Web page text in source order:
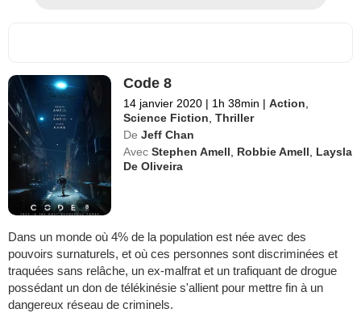
Code 8
14 janvier 2020 | 1h 38min | Action
Science Fiction ,Thriller
De Jeff Chan
Avec Stephen Amell Robbie Amell
Laysla
De Oliveira
Dans un monde où 4% de la population est née avec des
pouvoirs surnaturels, et où ces personnes sont discriminées et
traquées sans relâche, un ex-malfrat et un trafiquant de drogue
possédant un don de télékinésie s'allient pour mettre fin à un
dangereux réseau de criminels.